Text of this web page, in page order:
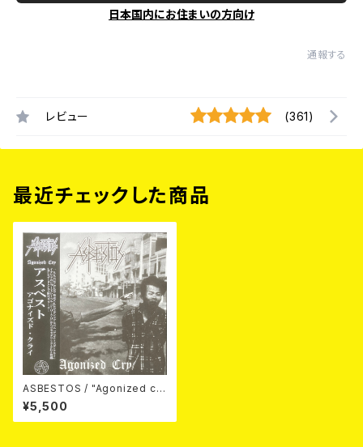
日本国内にお住まいの方向け
通報する
レビュー (361)
最近チェックした商品
ASBESTOS / "Agonized cr
y"(Diehard splatter vinyl) 2
LP
¥5,500